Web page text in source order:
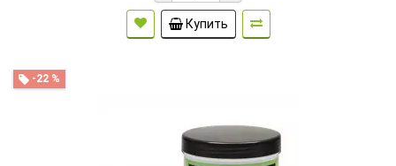
Купить
-22 %